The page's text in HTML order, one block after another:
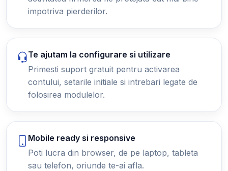
impotriva pierderilor.
Te ajutam la configurare si utilizare
Primesti suport gratuit pentru activarea
contului, setarile initiale si intrebari legate de
folosirea modulelor.
Mobile ready si responsive
Poti lucra din browser, de pe laptop, tableta
sau telefon, oriunde te-ai afla.